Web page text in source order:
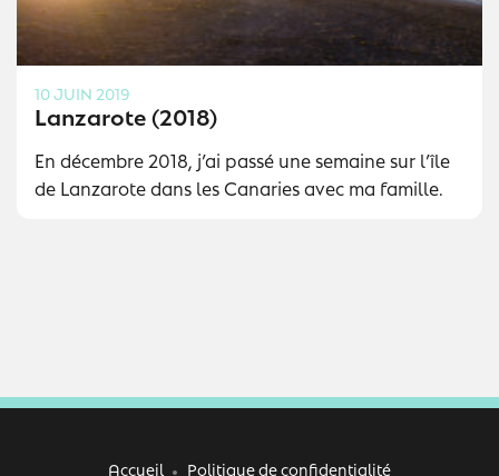
10 JUIN 2019
Lanzarote (2018)
En décembre 2018, j’ai passé une semaine sur l’île
de Lanzarote dans les Canaries avec ma famille.
Accueil Politique de confidentialité